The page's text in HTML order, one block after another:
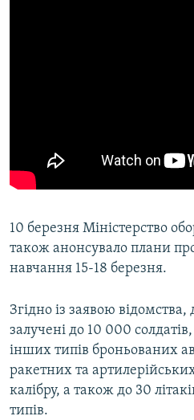
10 березня Міністерство
також анонсувало плани
навчання 15-18 березня.
Згідно із заявою
залучені до 10 000
інших типів броньованих
ракетних та
калібру, а також до 30
типів.